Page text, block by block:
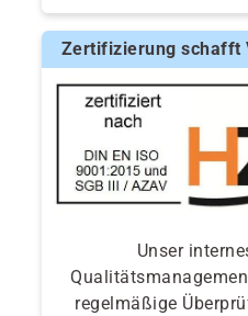
Zertifizierung schafft
Unser
regelmäßige